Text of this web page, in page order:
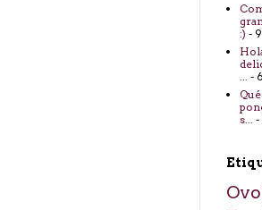
:) -
... -
s... -